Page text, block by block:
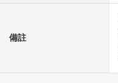
備註